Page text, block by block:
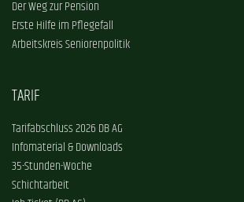
Der Weg zur Pension
Erste Hilfe im Pflegefall
Arbeitskreis Seniorenpolitik
TARIF
Tarifabschluss 2026 DB AG
Infomaterial & Downloads
35-Stunden-Woche
Schichtarbeit